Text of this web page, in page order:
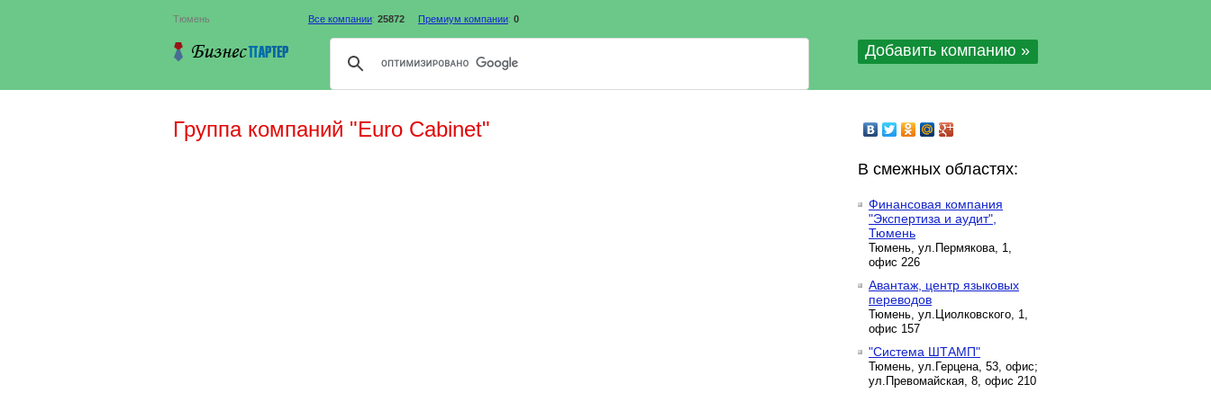
Тюмень Все компании: 25872 Премиум компании: 0
Добавить компанию »
Группа компаний "Euro Cabinet"
В смежных областях:
Финансовая компания
"Экспертиза и аудит",
Тюмень
Тюмень, ул.Пермякова, 1,
офис 226
Авантаж, центр языковых
переводов
Тюмень, ул.Циолковского, 1,
офис 157
"Cиcтeмa ШТАМП"
Тюмень, ул.Герцена, 53, офис;
ул.Превомайская, 8, офис 210